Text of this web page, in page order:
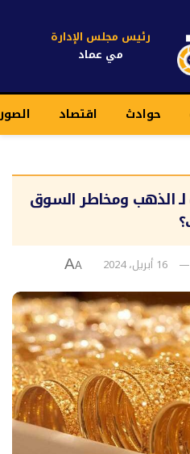
رئيس مجلس الإدارة
مي عماد
حوادث اقتصاد
الذهب ومخاطر السوق
16 أبريل، 2024 A
A